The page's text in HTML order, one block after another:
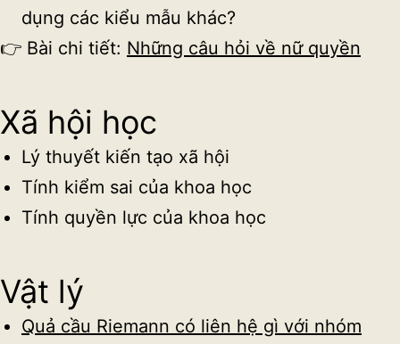
dụng các kiểu mẫu khác?
👉 Bài chi tiết: Những câu hỏi về nữ quyền
Xã hội học
Lý thuyết kiến tạo xã hội
Tính kiểm sai của khoa học
Tính quyền lực của khoa học
Vật lý
Quả cầu Riemann có liên hệ gì với nhóm